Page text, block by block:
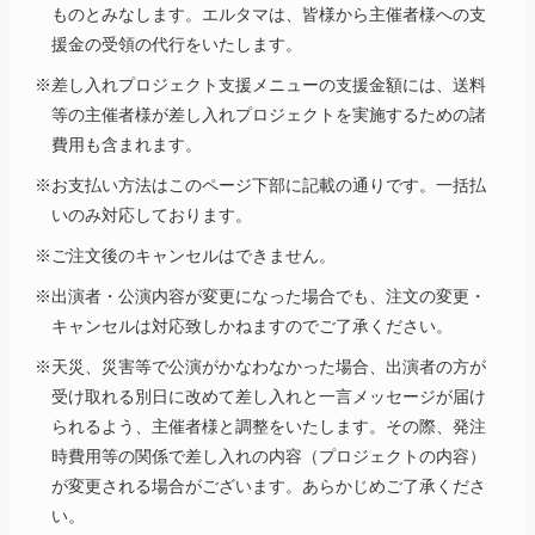
ものとみなします。エルタマは、皆様から主催者様への支
援金の受領の代行をいたします。
※差し入れプロジェクト支援メニューの支援金額には、送料
等の主催者様が差し入れプロジェクトを実施するための諸
費用も含まれます。
※お支払い方法はこのページ下部に記載の通りです。一括払
いのみ対応しております。
※ご注文後のキャンセルはできません。
※出演者・公演内容が変更になった場合でも、注文の変更・
キャンセルは対応致しかねますのでご了承ください。
※天災、災害等で公演がかなわなかった場合、出演者の方が
受け取れる別日に改めて差し入れと一言メッセージが届け
られるよう、主催者様と調整をいたします。その際、発注
時費用等の関係で差し入れの内容（プロジェクトの内容）
が変更される場合がございます。あらかじめご了承くださ
い。